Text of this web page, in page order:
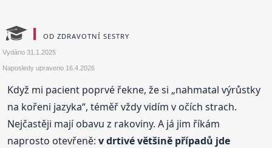
OD ZDRAVOTNÍ SESTRY
Vydáno31.1.2025
Naposledy upraveno 16.4.2026
Když mi pacient poprvé řekne, že si „nahmatal výrůstky
na kořeni jazyka“, téměř vždy vidím v očích strach.
Nejčastěji mají obavu z rakoviny. A já jim říkám
naprosto otevřeně:v drtivé většině případů jde